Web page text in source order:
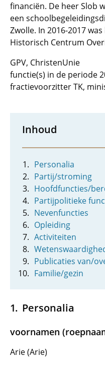
financiën. De heer Slob
een
Zwolle. In 2016-2017
Historisch Centrum
GPV, ChristenUnie
functie(s) in de periode
fractievoorzitter TK,
Inhoud
Personalia
Partij/stroming
Hoofdfuncties/
Partijpolitieke
Nevenfuncties
Opleiding
Activiteiten
Publicaties van/
Familie/gezin
Personalia
voornamen
Arie (Arie)